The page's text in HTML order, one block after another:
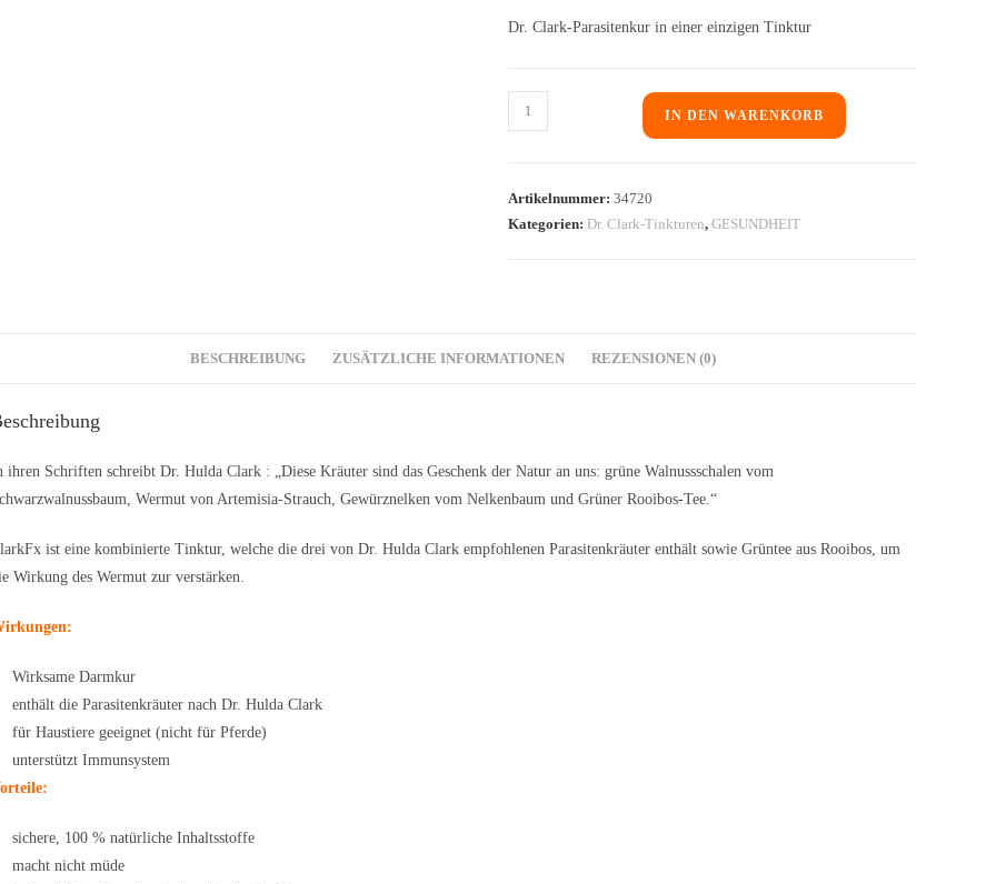
Dr. Clark-Parasitenkur in einer einzigen Tinktur
IN DEN WARENKORB
Artikelnummer:34720
Kategorien: Dr. Clark-Tinkturen,GESUNDHEIT
BESCHREIBUNG ZUSÄTZLICHE INFORMATIONEN REZENSIONEN (0)
ihren Schriften schreibt Dr. Hulda Clark : „Diese Kräuter sind das Geschenk der Natur an uns: grüne Walnussschalen vom
Wermut von Artemisia-Strauch, Gewürznelken vom Nelkenbaum und Grüner Rooibos-Tee.“
ist eine kombinierte Tinktur, welche die drei von Dr. Hulda Clark empfohlenen Parasitenkräuter enthält sowie Grüntee aus Rooibos, um
Wirkung des Wermut zur verstärken.
Wirksame Darmkur
enthält die Parasitenkräuter nach Dr. Hulda Clark
für Haustiere geeignet (nicht für Pferde)
unterstützt Immunsystem
sichere, 100 % natürliche Inhaltsstoffe
macht nicht müde